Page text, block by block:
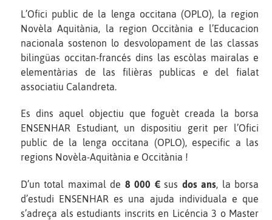
L’Ofici public de la lenga occitana (OPLO), la region
Novèla Aquitània, la region Occitània e l’Educacion
nacionala sostenon lo desvolopament de las classas
bilingüas occitan-francés dins las escòlas mairalas e
elementàrias de las filièras publicas e del fialat
associatiu Calandreta.
Es dins aquel objectiu que foguèt creada la borsa
ENSENHAR Estudiant, un dispositiu gerit per l’Ofici
public de la lenga occitana (OPLO), especific a las
regions Novèla-Aquitània e Occitània !
D’un total maximal de 8 000 €sus dos ans, la borsa
d’estudi ENSENHAR es una ajuda individuala e que
s’adreça als estudiants inscrits en Licéncia 3 o Master